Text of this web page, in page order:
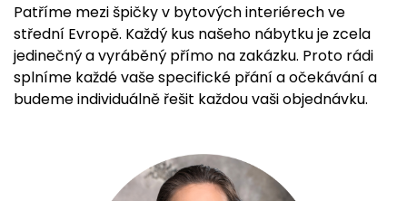
Patříme mezi špičky v bytových interiérech ve
střední Evropě. Každý kus našeho nábytku je zcela
jedinečný a vyráběný přímo na zakázku. Proto rádi
splníme každé vaše specifické přání a očekávání a
budeme individuálně řešit každou vaši objednávku.